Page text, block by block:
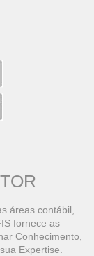
áreas contábil,
fornece as
Conhecimento,
Expertise.